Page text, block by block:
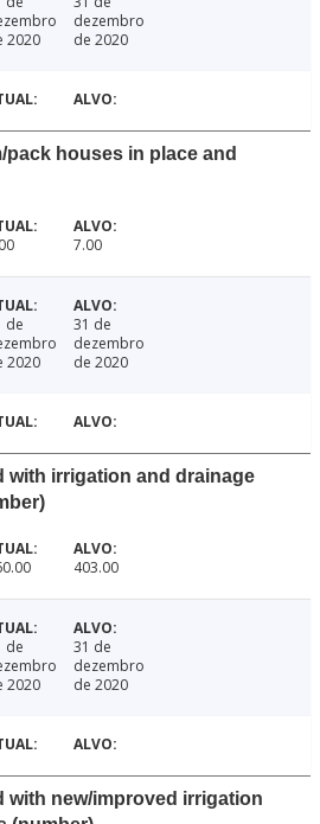
2020
dezembro
de 2020
houses in place and
7.00
de
2020
31 de
dezembro
de 2020
with irrigation and drainage
403.00
de
2020
31 de
dezembro
de 2020
with new/improved irrigation